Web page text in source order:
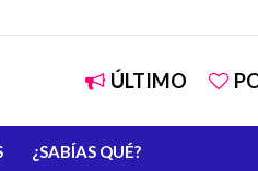
ÚLTIMO
¿SABÍAS QUÉ?